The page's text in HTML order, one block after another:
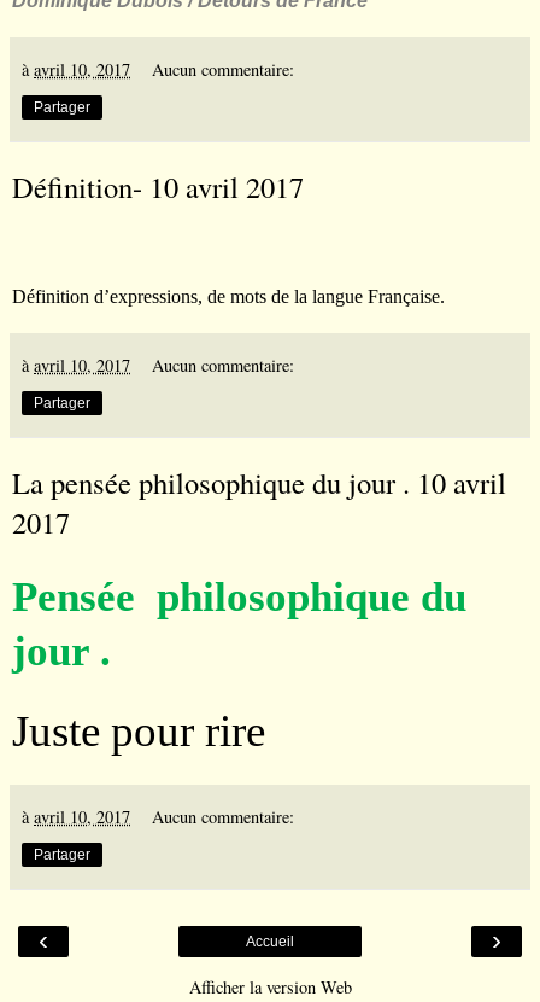
à avril 10, 2017 Aucun commentaire:
Partager
Définition- 10 avril 2017
Définition d’expressions, de mots de la langue Française.
à avril 10, 2017 Aucun commentaire:
Partager
La pensée philosophique du jour . 10 avril
2017
Pensée philosophique du
jour .
Juste pour rire
àavril 10, 2017 Aucun commentaire:
Partager
‹ ›
Accueil
Afficher la version Web